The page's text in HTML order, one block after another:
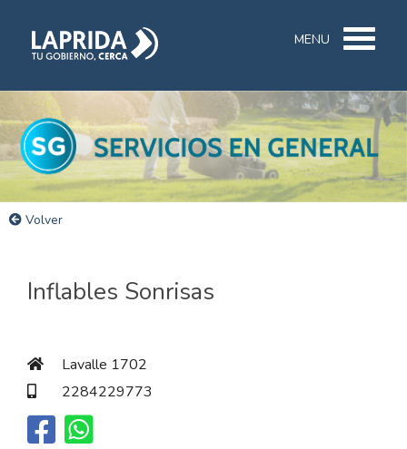
MENU
Volver
Inflables Sonrisas
Lavalle 1702
2284229773